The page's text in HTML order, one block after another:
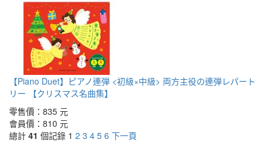
【Piano Duet】ピアノ連弾 <初級×中級> 両方主役の連弾レパート
リー 【クリスマス名曲集】
零售價： 835 元
會員價： 810 元
總計 41 個記錄 1 2 3 4 5 6 下一頁